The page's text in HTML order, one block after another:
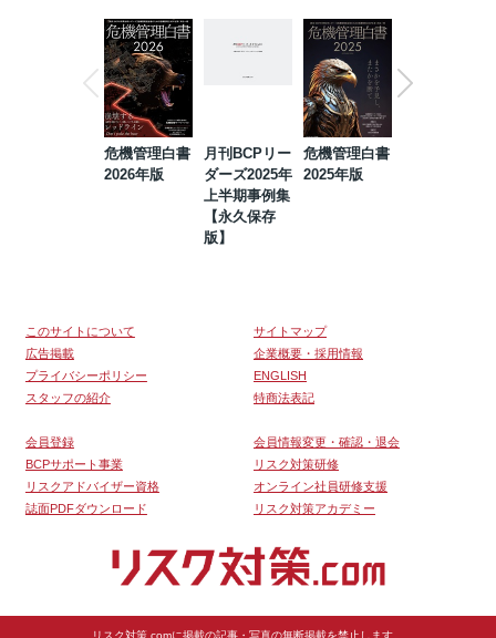
危機管理白書
2026年版
月刊BCPリー
ダーズ2025年
上半期事例集
【永久保存
版】
危機管理白書
2025年版
このサイトについて
サイトマップ
広告掲載
企業概要・採用情報
プライバシーポリシー
ENGLISH
スタッフの紹介
特商法表記
会員登録
会員情報変更・確認・退会
BCPサポート事業
リスク対策研修
リスクアドバイザー資格
オンライン社員研修支援
誌面PDFダウンロード
リスク対策アカデミー
リスク対策.comに掲載の記事・写真の無断掲載を禁止します。